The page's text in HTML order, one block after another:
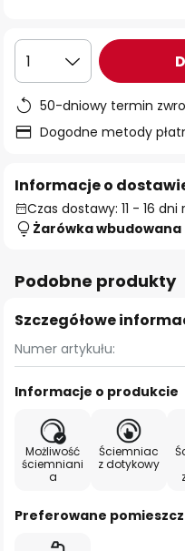
1
50-dniowy termin
Dogodne metody
Informacje o
Czas dostawy: 11 - 16
Żarówka wbudowana
Podobne produkty
Szczegółowe
Numer artykułu:
Informacje o produkcie
Możliwość
ściemniani
a
Ściemniac
z dotykowy
Preferowane